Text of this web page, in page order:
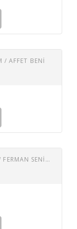
/ AFFET BENI
AYFER ÜNLER - NEFRET EDEMIYORUM / FERMAN SENIN ELINDE